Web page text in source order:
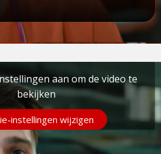
aan om de video te
bekijken
instellingen wijzigen